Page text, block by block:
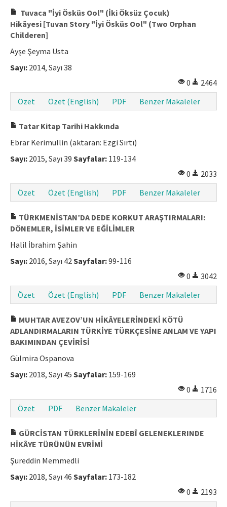
Tuvaca "İyi Ösküs Ool" (İki Öksüz Çocuk)
Hikâyesi [Tuvan Story "İyi Ösküs Ool" (Two Orphan
Childeren]
Ayşe Şeyma Usta
Sayı: 2014, Sayı 38
0
2464
Özet
Özet (English) PDF Benzer Makaleler
Tatar Kitap Tarihi Hakkında
Ebrar Kerimullin (aktaran: Ezgi Sırtı)
Sayı: 2015, Sayı 39 Sayfalar: 119-134
0
2033
Özet
Özet (English) PDF Benzer Makaleler
TÜRKMENİSTAN’DA DEDE KORKUT ARAŞTIRMALARI:
DÖNEMLER, İSİMLER VE EĞİLİMLER
Halil İbrahim Şahin
Sayı: 2016, Sayı 42 Sayfalar:99-116
0
3042
Özet
Özet (English) PDF Benzer Makaleler
MUHTAR AVEZOV’UN HİKÂYELERİNDEKİ KÖTÜ
ADLANDIRMALARIN TÜRKİYE TÜRKÇESİNE ANLAM VE YAPI
BAKIMINDAN ÇEVİRİSİ
Gülmira Ospanova
Sayı: 2018, Sayı 45 Sayfalar: 159-169
0
1716
Özet
PDF Benzer Makaleler
GÜRCİSTAN TÜRKLERİNİN EDEBÎ GELENEKLERINDE
HİKÂYE TÜRÜNÜN EVRİMİ
Şureddin Memmedli
Sayı: 2018, Sayı 46 Sayfalar: 173-182
0
2193